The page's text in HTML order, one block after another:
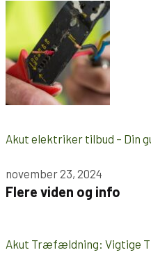
Akut elektriker tilbud – Din
november 23, 2024
Flere viden og info
Akut Træfældning: Vigtige